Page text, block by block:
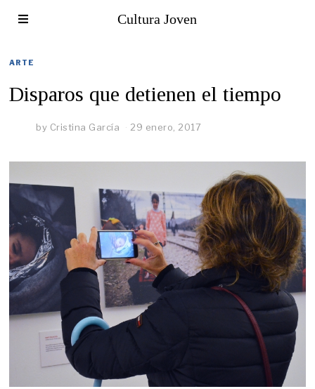
Cultura Joven
ARTE
Disparos que detienen el tiempo
by Cristina García 29 enero, 2017